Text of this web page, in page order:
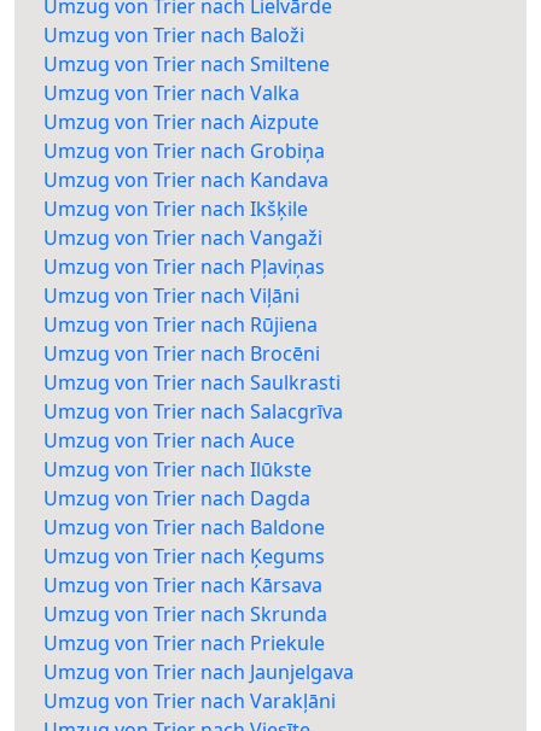
Umzug von Trier nach Lielvārde
Umzug von Trier nach Baloži
Umzug von Trier nach Smiltene
Umzug von Trier nach Valka
Umzug von Trier nach Aizpute
Umzug von Trier nach Grobiņa
Umzug von Trier nach Kandava
Umzug von Trier nach Ikšķile
Umzug von Trier nach Vangaži
Umzug von Trier nach Pļaviņas
Umzug von Trier nach Viļāni
Umzug von Trier nach Rūjiena
Umzug von Trier nach Brocēni
Umzug von Trier nach Saulkrasti
Umzug von Trier nach Salacgrīva
Umzug von Trier nach Auce
Umzug von Trier nach Ilūkste
Umzug von Trier nach Dagda
Umzug von Trier nach Baldone
Umzug von Trier nach Ķegums
Umzug von Trier nach Kārsava
Umzug von Trier nach Skrunda
Umzug von Trier nach Priekule
Umzug von Trier nach Jaunjelgava
Umzug von Trier nach Varakļāni